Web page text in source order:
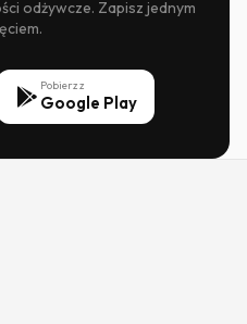
odżywcze. Zapisz jednym
Pobierz z
Google Play